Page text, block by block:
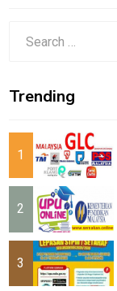
Trending
1
2
3